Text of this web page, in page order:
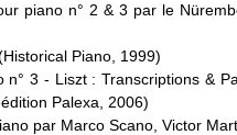
piano n° 2 & 3 par le
Piano, 1999)
n° 3 - Liszt : Transcriptions &
Palexa, 2006)
par Marco Scano, Victor